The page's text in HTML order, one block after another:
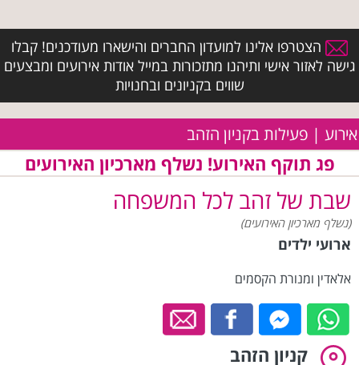
הצטרפו אלינו למועדון החברים והישארו מעודכנים! קבלו
גישה לאזור אישי ותיהנו מתזכורות במייל אודות אירועים ומבצעים
שווים בקניונים ובחנויות
אירוע | פעילות בקניון הזהב
פג תוקף האירוע! נשלף מארכיון האירועים
שבת של זהב לכל המשפחה
(נשלף מארכיון האירועים)
ארועי ילדים
אלאדין ומנורת הקסמים
קניון הזהב